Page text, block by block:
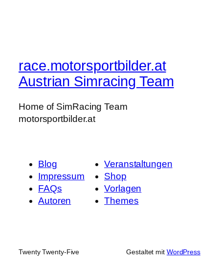
race.motorsportbilder.at
Austrian Simracing Team
Home of SimRacing Team
motorsportbilder.at
Blog
Impressum
FAQs
Autoren
Veranstaltungen
Shop
Vorlagen
Themes
Twenty Twenty-Five Gestaltet mit WordPress